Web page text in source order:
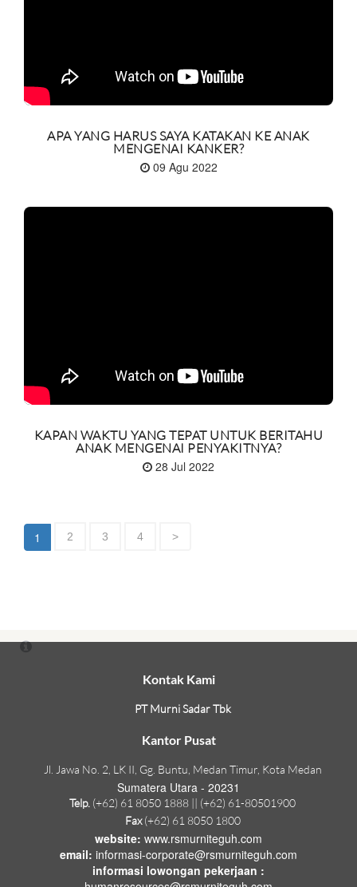
APA YANG HARUS SAYA KATAKAN KE ANAK
MENGENAI KANKER?
09 Agu 2022
KAPAN WAKTU YANG TEPAT UNTUK BERITAHU
ANAK MENGENAI PENYAKITNYA?
28 Jul 2022
1 2 3 4 >
Kontak Kami
PT Murni Sadar Tbk
Kantor Pusat
Jl. Jawa No. 2, LK II, Gg. Buntu, Medan Timur, Kota Medan
Sumatera Utara - 20231
Telp. (+62) 61 8050 1888 || (+62) 61-80501900
Fax(+62) 61 8050 1800
website: www.rsmurniteguh.com
email: informasi-corporate@rsmurniteguh.com
informasi lowongan pekerjaan :